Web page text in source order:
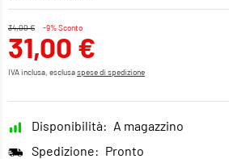
34,00 € -9% Sconto
31,00 €
IVA inclusa, esclusaspese di spedizione
Disponibilità: A magazzino
Spedizione: Pronto